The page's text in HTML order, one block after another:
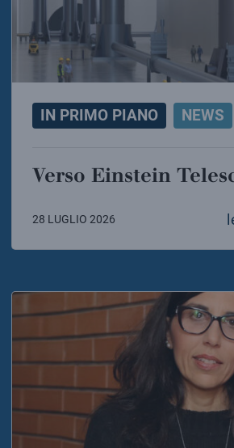
IN PRIMO PIANO NEWS
Verso Einstein
28 LUGLIO 2026